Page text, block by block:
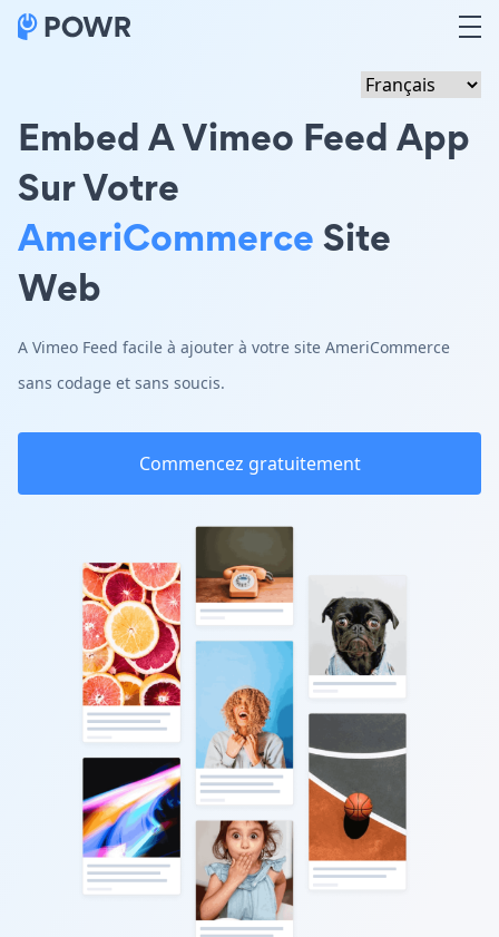
Embed A Vimeo Feed App
Sur Votre
AmeriCommerceSite
Web
A Vimeo Feed facile à ajouter à votre site AmeriCommerce
sans codage et sans soucis.
Commencez gratuitement